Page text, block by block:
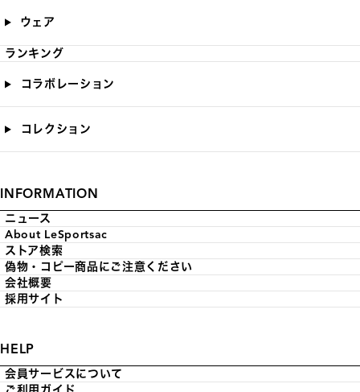
ウェア
ランキング
コラボレーション
コレクション
INFORMATION
ニュース
About LeSportsac
ストア検索
偽物・コピー商品にご注意ください
会社概要
採用サイト
HELP
会員サービスについて